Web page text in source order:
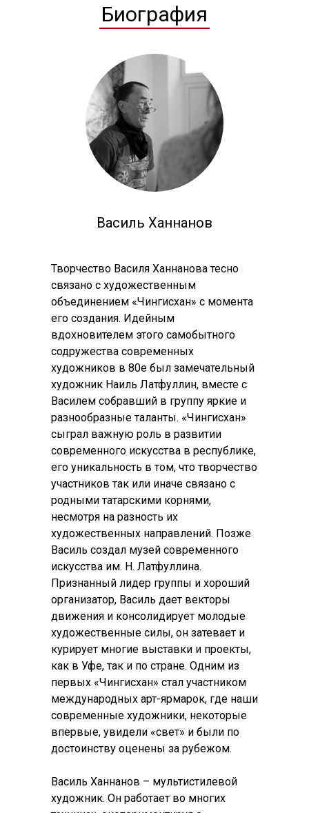
Биография
Творчество Василя Ханнанова тесно
связано с художественным
объединением «Чингисхан» с момента
его создания. Идейным
вдохновителем этого самобытного
содружества современных
художников в 80е был замечательный
художник Наиль Латфуллин, вместе с
Василем собравший в группу яркие и
разнообразные таланты. «Чингисхан»
сыграл важную роль в развитии
современного искусства в республике,
его уникальность в том, что творчество
участников так или иначе связано с
родными татарскими корнями,
несмотря на разность их
художественных направлений. Позже
Василь создал музей современного
искусства им. Н. Латфуллина.
Признанный лидер группы и хороший
организатор, Василь дает векторы
движения и консолидирует молодые
художественные силы, он затевает и
курирует многие выставки и проекты,
как в Уфе, так и по стране. Одним из
первых «Чингисхан» стал участником
международных арт-ярмарок, где наши
современные художники, некоторые
впервые, увидели «свет» и были по
достоинству оценены за рубежом.
Василь Ханнанов – мультистилевой
художник. Он работает во многих
Василь Ханнанов